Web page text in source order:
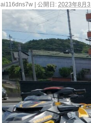
ai116dns7w 公開日: 2023年8月